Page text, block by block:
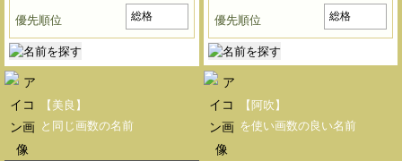
優先順位 優先順位
【美良】
と同じ画数の名前
【阿吹】
を使い画数の良い名前